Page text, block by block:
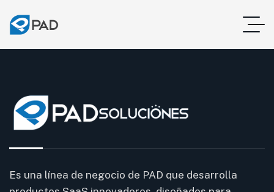
Es una línea de negocio de PAD que desarrolla
Es una línea de negocio de PAD que desarrolla
Es una línea de negocio de PAD que desarrolla